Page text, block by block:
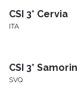
CSI 3* Cervia
ITA
CSI 3* Samorin
SVQ